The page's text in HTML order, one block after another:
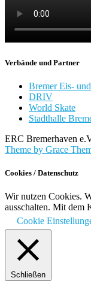
Verbände und Partner
Bremer Eis-
DRIV
World Skate
Stadthalle
ERC Bremerhaven
Theme by Grace
Cookies / Datenschutz
Wir nutzen Cookies.
ausschalten. Mit dem
Cookie
Schließen